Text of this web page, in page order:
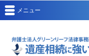
メニュー